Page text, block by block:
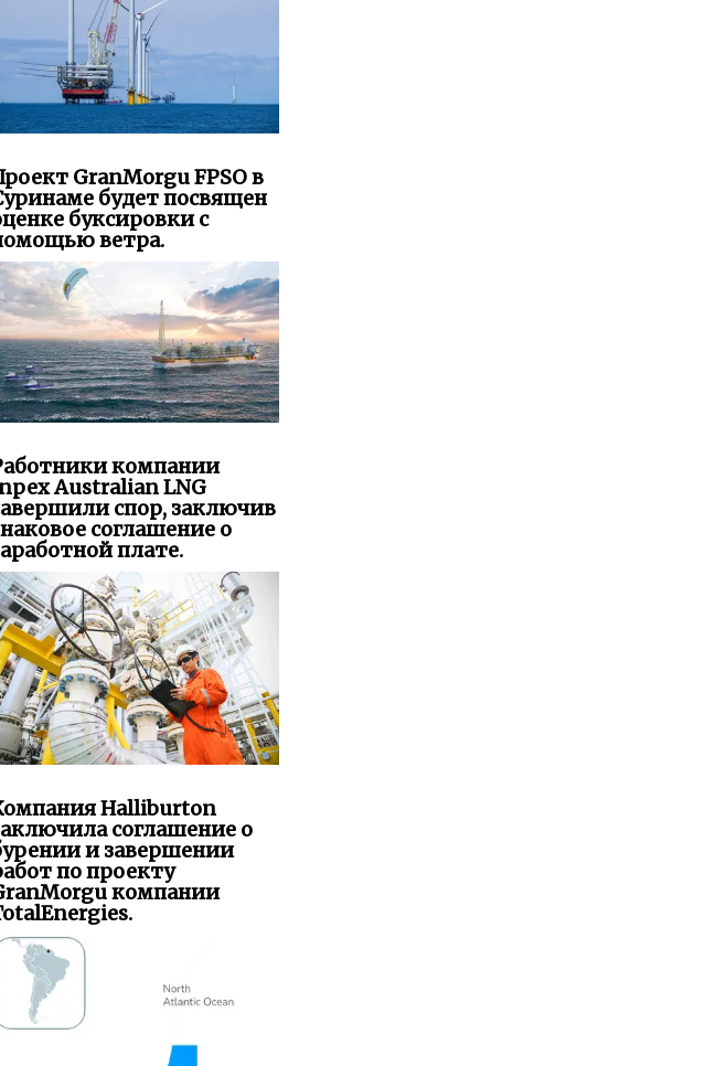
GranMorgu FPSO в
будет посвящен
буксировки с
ветра.
компании
Australian LNG
спор, заключив
соглашение о
плате.
Halliburton
соглашение о
и завершении
по проекту
компании